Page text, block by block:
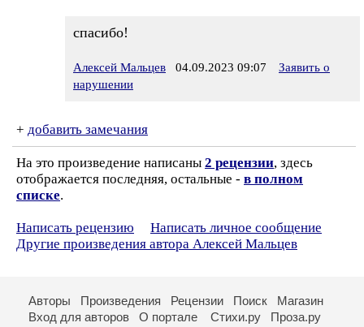
спасибо!
Алексей Мальцев 04.09.2023 09:07
Заявить о
нарушении
+ добавить замечания
На это произведение написаны 2 рецензии, здесь
отображается последняя, остальные - в полном
списке.
Написать рецензию
Написать личное сообщение
Другие произведения автора Алексей Мальцев
Авторы Произведения Рецензии Поиск
Магазин
Вход для авторов
О портале Стихи.ру Проза.ру